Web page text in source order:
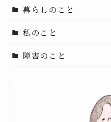
暮らしのこと
私のこと
障害のこと